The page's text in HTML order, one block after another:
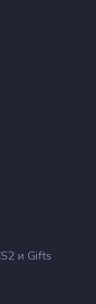
и Gifts